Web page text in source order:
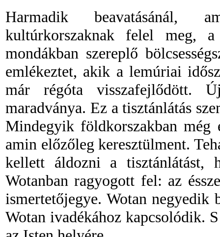
Harmadik beavatásánál,
kultúrkorszaknak felel meg,
mondákban szereplő
emlékeztet, akik a lemúriai
már régóta visszafejlődött.
maradványa. Ez a tisztánlátás
Mindegyik földkorszakban még
amin előzőleg keresztülment.
kellett áldozni a tisztánlátást,
Wotanban ragyogott fel: az
ismertetőjegye. Wotan negyedik
Wotan ivadékához kapcsolódik.